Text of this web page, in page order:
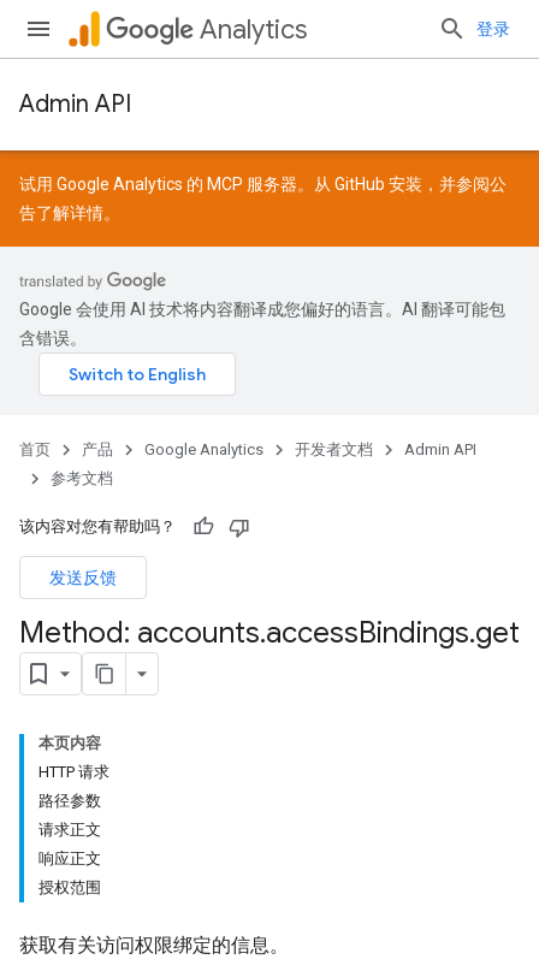
Analytics 登录
Admin API
试用 Google Analytics 的 MCP 服务器。从 GitHub 安装，并参阅公
告了解详情。
Google 会使用 AI 技术将内容翻译成您偏好的语言。AI 翻译可能包
含错误。
首页 产品 Google Analytics 开发者文档
Admin API
参考文档
该内容对您有帮助吗？
发送反馈
Method: accounts.accessBindings.get
本页内容
HTTP 请求
路径参数
请求正文
响应正文
授权范围
获取有关访问权限绑定的信息。